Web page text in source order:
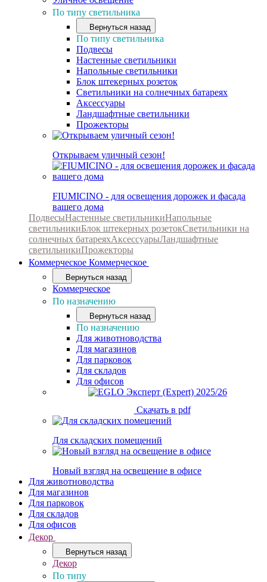
По типу светильника
Вернуться назад
По типу светильника
Подвесы
Настенные светильники
Напольные светильники
Блок штекерных розеток
Светильники на солнечных батареях
Аксессуары
Ландшафтные светильники
Прожекторы
Открываем уличный сезон!
FIUMICINO - для освещения дорожек и фасада
вашего дома
ПодвесыНастенные светильникиНапольные
светильникиБлок штекерных розетокСветильники на
солнечных батареяхАксессуарыЛандшафтные
светильникиПрожекторы
Коммерческое Коммерческое
Вернуться назад
Коммерческое
По назначению
Вернуться назад
По назначению
Для животноводства
Для магазинов
Для парковок
Для складов
Для офисов
Скачать в pdf
Для складских помещений
Новый взгляд на освещение в офисе
Для животноводства
Для магазинов
Для парковок
Для складов
Для офисов
Декор
Вернуться назад
Декор
По типу